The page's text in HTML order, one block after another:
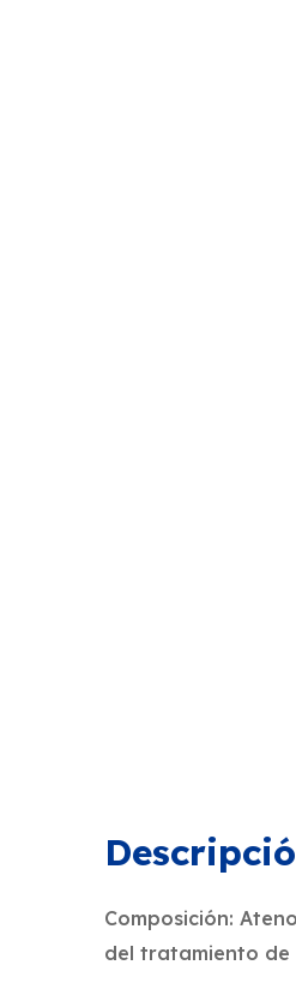
Composición:
del tratamiento de